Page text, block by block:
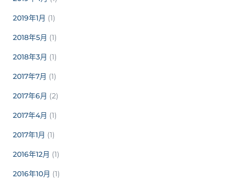
2019年1月 (1)
2018年5月 (1)
2018年3月 (1)
2017年7月 (1)
2017年6月 (2)
2017年4月 (1)
2017年1月 (1)
2016年12月 (1)
2016年10月 (1)